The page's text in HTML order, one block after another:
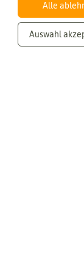
en
Alle
Auswahl